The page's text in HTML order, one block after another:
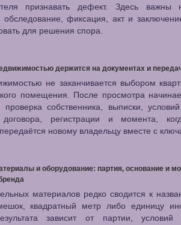
признавать дефект. Здесь
обследование, фиксация, акт и
для решения спора.
держится на документах и
не заканчивается выбором
помещения. После просмотра
проверка собственника, выписки,
регистрации и момента,
новому владельцу вместе с
и оборудование: партия, основание и
материалов редко сводится к
квадратный метр либо единицу
зависит от партии, условий